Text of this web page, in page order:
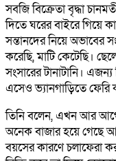
সবজি বিক্রেতা বৃদ্ধা
দিতে ঘরের বাইরে গিয়ে
সন্তানদের নিয়ে অভাবের
করেছি, মাটি কেটেছি।
সংসারের টানাটানি।
এসেও ভ্যানগাড়িতে ফেরি
তিনি বলেন, এখন আর
অনেক বাজার হয়ে গেছে
বয়সের কারণে চলাফেরা